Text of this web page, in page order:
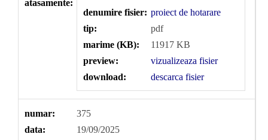
atasamente:
denumire fisier: proiect de hotarare
tip:
pdf
marime (KB):
11917 KB
preview:
vizualizeaza fisier
download:
descarca fisier
numar:
375
data:
19/09/2025